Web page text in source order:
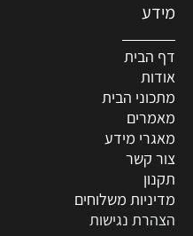
מידע
דף הבית
אודות
מתכוני הבית
מאמרים
מאגרי מידע
צור קשר
תקנון
מדיניות משלוחים
הצהרת נגישות